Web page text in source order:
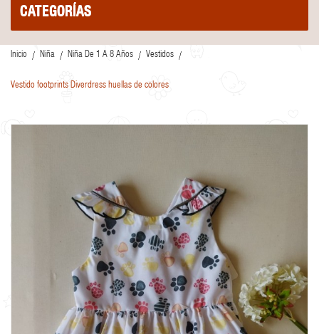
CATEGORÍAS
Inicio Niña Niña De 1 A 8 Años Vestidos
Vestido footprints Diverdress huellas de colores